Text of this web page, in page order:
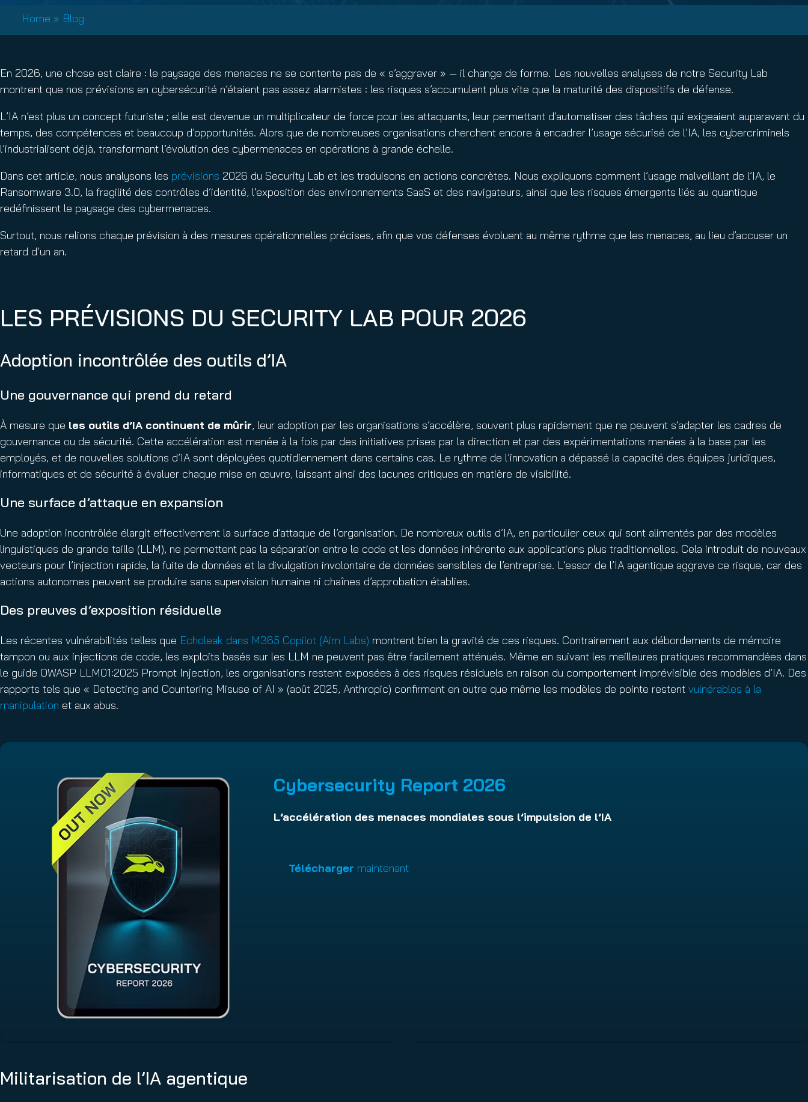
Hornet.email
Home » Blog
En 2026, une chose est claire : le paysage des menaces ne se contente pas de « s’aggraver » — il change de forme. Les nouvelles analyses de notre Security Lab
montrent que nos prévisions en cybersécurité n’étaient pas assez alarmistes : les risques s’accumulent plus vite que la maturité des dispositifs de défense.
L’IA n’est plus un concept futuriste ; elle est devenue un multiplicateur de force pour les attaquants, leur permettant d’automatiser des tâches qui exigeaient auparavant du
temps, des compétences et beaucoup d’opportunités. Alors que de nombreuses organisations cherchent encore à encadrer l’usage sécurisé de l’IA, les cybercriminels
l’industrialisent déjà, transformant l’évolution des cybermenaces en opérations à grande échelle.
Dans cet article, nous analysons les prévisions 2026 du Security Lab et les traduisons en actions concrètes. Nous expliquons comment l’usage malveillant de l’IA, le
Ransomware 3.0, la fragilité des contrôles d’identité, l’exposition des environnements SaaS et des navigateurs, ainsi que les risques émergents liés au quantique
redéfinissent le paysage des cybermenaces.
Surtout, nous relions chaque prévision à des mesures opérationnelles précises, afin que vos défenses évoluent au même rythme que les menaces, au lieu d’accuser un
retard d’un an.
LES PRÉVISIONS DU SECURITY LAB POUR 2026
Adoption incontrôlée des outils d’IA
Une gouvernance qui prend du retard
À mesure que les outils d’IA continuent de mûrir, leur adoption par les organisations s’accélère, souvent plus rapidement que ne peuvent s’adapter les cadres de
gouvernance ou de sécurité. Cette accélération est menée à la fois par des initiatives prises par la direction et par des expérimentations menées à la base par les
employés, et de nouvelles solutions d’IA sont déployées quotidiennement dans certains cas. Le rythme de l’innovation a dépassé la capacité des équipes juridiques,
informatiques et de sécurité à évaluer chaque mise en œuvre, laissant ainsi des lacunes critiques en matière de visibilité.
Une surface d’attaque en expansion
Une adoption incontrôlée élargit effectivement la surface d’attaque de l’organisation. De nombreux outils d’IA, en particulier ceux qui sont alimentés par des modèles
linguistiques de grande taille (LLM), ne permettent pas la séparation entre le code et les données inhérente aux applications plus traditionnelles. Cela introduit de nouveaux
vecteurs pour l’injection rapide, la fuite de données et la divulgation involontaire de données sensibles de l’entreprise. L’essor de l’IA agentique aggrave ce risque, car des
actions autonomes peuvent se produire sans supervision humaine ni chaînes d’approbation établies.
Des preuves d’exposition résiduelle
Les récentes vulnérabilités telles que Echoleak dans M365 Copilot (Aim Labs) montrent bien la gravité de ces risques. Contrairement aux débordements de mémoire
tampon ou aux injections de code, les exploits basés sur les LLM ne peuvent pas être facilement atténués. Même en suivant les meilleures pratiques recommandées dans
le guide OWASP LLM01:2025 Prompt Injection, les organisations restent exposées à des risques résiduels en raison du comportement imprévisible des modèles d’IA. Des
rapports tels que « Detecting and Countering Misuse of AI » (août 2025, Anthropic) confirment en outre que même les modèles de pointe restent vulnérables à la
manipulation et aux abus.
Cybersecurity Report 2026
L’accélération des menaces mondiales sous l’impulsion de l’IA
Télécharger maintenant
Militarisation de l’IA agentique